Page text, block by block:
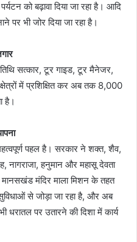
को बढ़ावा दिया जा रहा है। आदि
पर भी जोर दिया जा रहा है।
सत्कार, टूर गाइड, टूर मैनेजर,
में प्रशिक्षित कर अब तक 8,000
है।
पहल है। सरकार ने शक्त, शैव,
नागराजा, हनुमान और महासू देवता
मानसखंड मंदिर माला मिशन के तहत
से जोड़ा जा रहा है, और अब
धरातल पर उतारने की दिशा में कार्य